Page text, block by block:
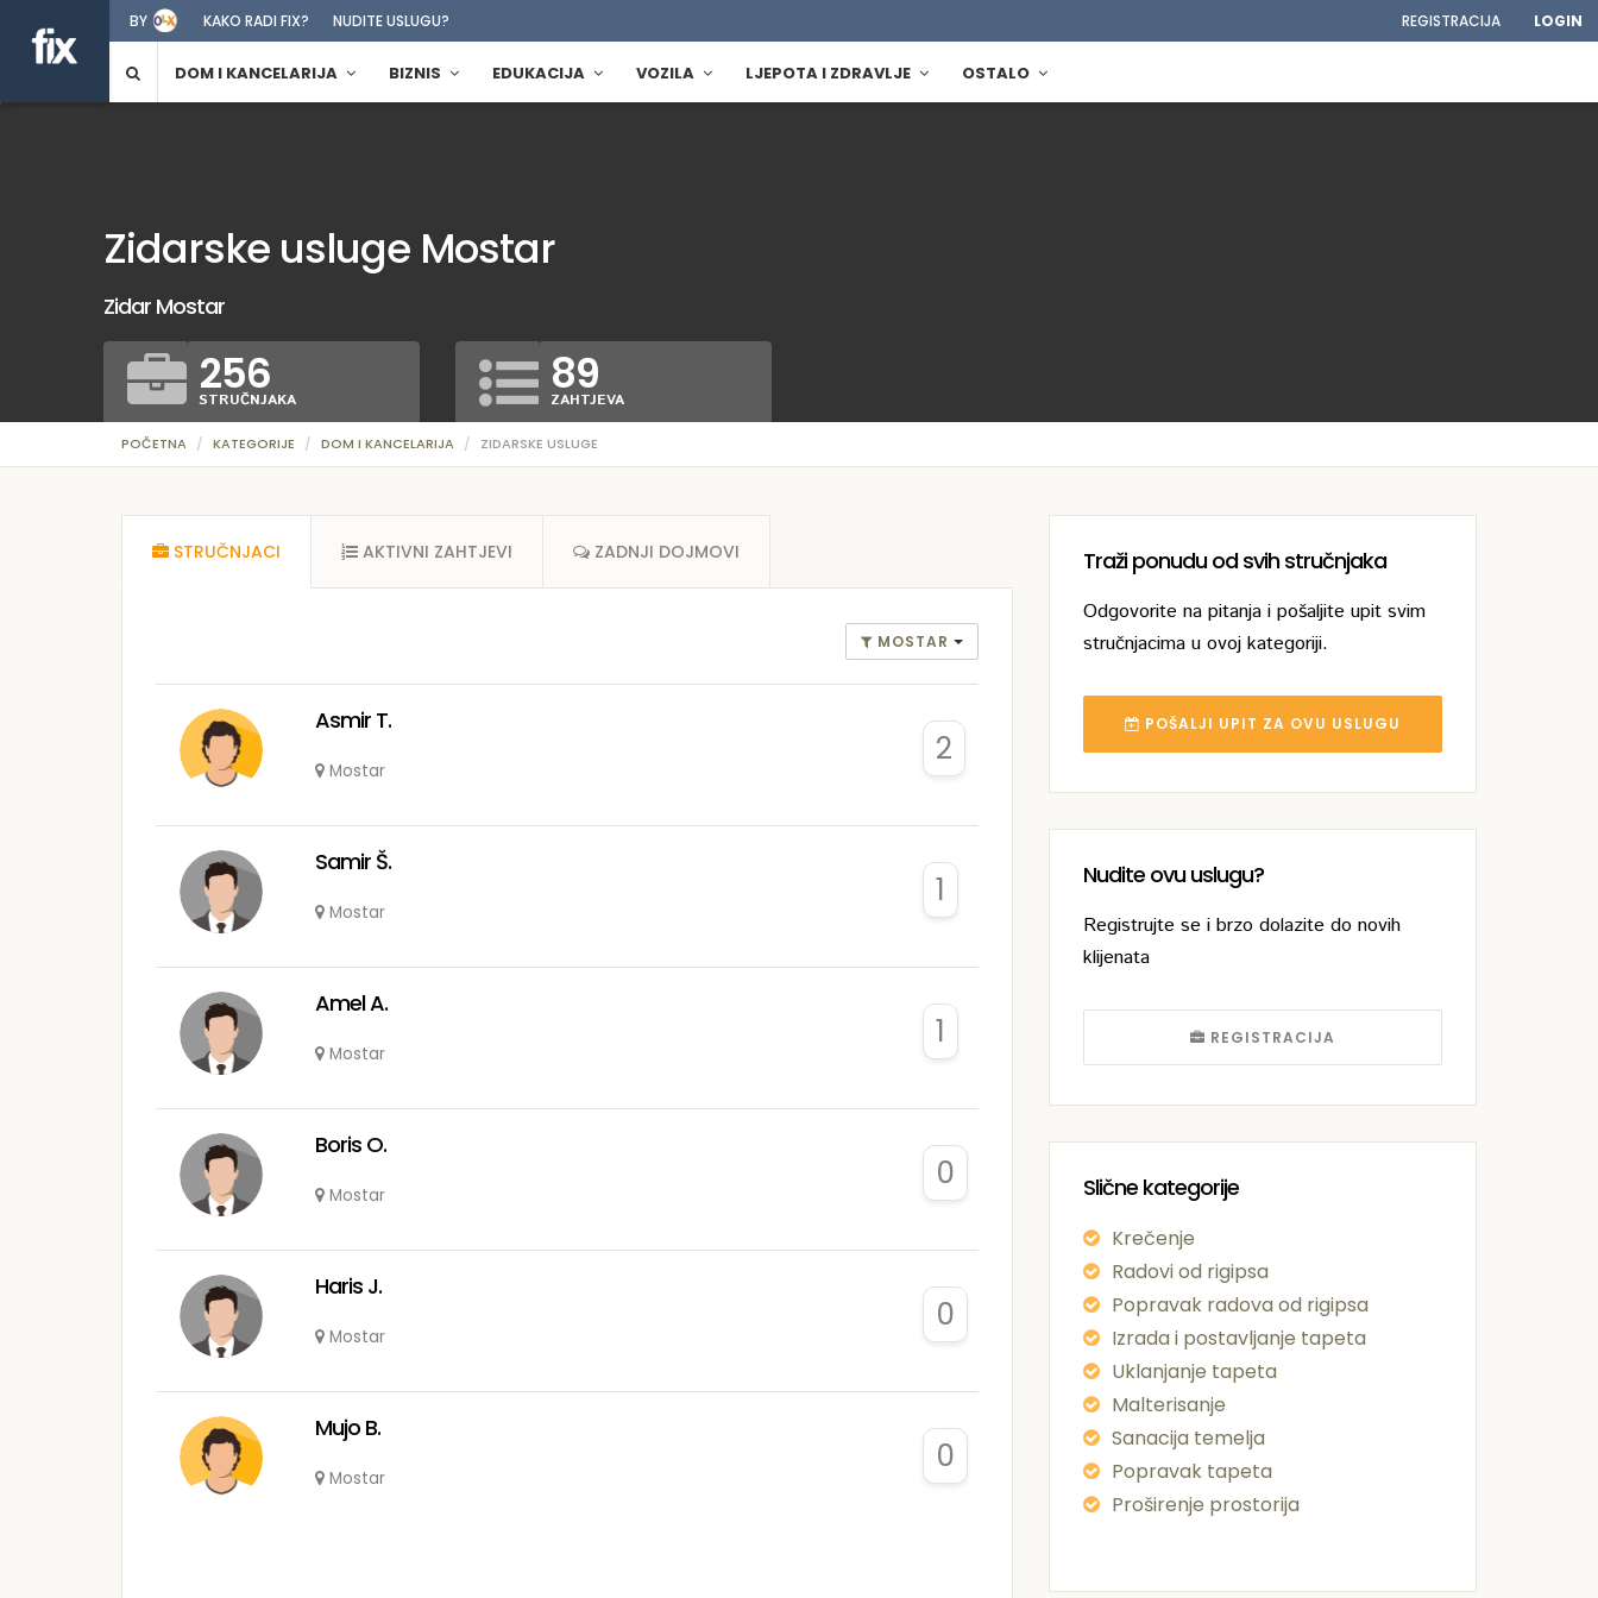
BY KAKO RADI FIX? NUDITE USLUGU? REGISTRACIJA LOGIN
DOM I KANCELARIJA BIZNIS EDUKACIJA VOZILA LJEPOTA I ZDRAVLJE OSTALO
POČETNA KATEGORIJE DOM I KANCELARIJA ZIDARSKE USLUGE
Zidarske usluge Mostar
Zidar Mostar
256
STRUČNJAKA 89
ZAHTJEVA
Traži ponudu od svih stručnjaka
Odgovorite na pitanja i pošaljite upit svim
stručnjacima u ovoj kategoriji.
POŠALJI UPIT ZA OVU USLUGU
Nudite ovu uslugu?
Registrujte se i brzo dolazite do novih
klijenata
REGISTRACIJA
Slične kategorije
Krečenje
Radovi od rigipsa
Popravak radova od rigipsa
Izrada i postavljanje tapeta
Uklanjanje tapeta
Malterisanje
Sanacija temelja
Popravak tapeta
Proširenje prostorija
STRUČNJACI AKTIVNI ZAHTJEVI ZADNJI DOJMOVI
MOSTAR
Asmir T.
Mostar
2
Samir Š.
Mostar
1
Amel A.
Mostar
1
Boris O.
Mostar
0
Haris J.
Mostar
0
Mujo B.
Mostar
0